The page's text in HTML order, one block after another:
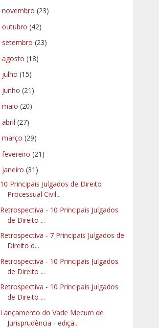
novembro (23)
outubro (42)
setembro (23)
agosto (18)
julho (15)
junho (21)
maio (20)
abril (27)
março (29)
fevereiro (21)
janeiro (31)
10 Principais Julgados de Direito
Processual Civil...
Retrospectiva - 10 Principais Julgados
de Direito ...
Retrospectiva - 7 Principais Julgados de
Direito d...
Retrospectiva - 10 Principais Julgados
de Direito ...
Retrospectiva - 10 Principais Julgados
de Direito ...
Lançamento do Vade Mecum de
Jurisprudência - ediçã...